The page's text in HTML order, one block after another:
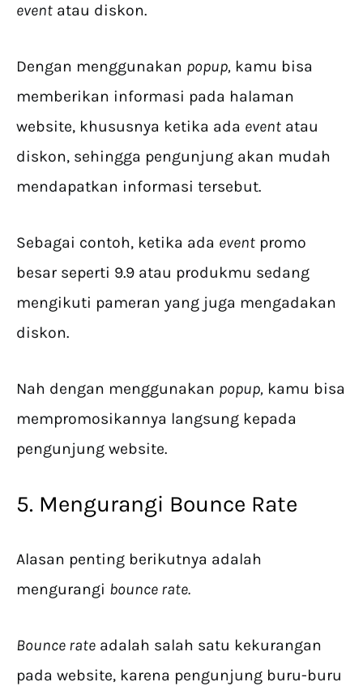
event atau diskon.
Dengan menggunakan popup, kamu bisa
memberikan informasi pada halaman
website, khususnya ketika ada event atau
diskon, sehingga pengunjung akan mudah
mendapatkan informasi tersebut.
Sebagai contoh, ketika ada event promo
besar seperti 9.9 atau produkmu sedang
mengikuti pameran yang juga mengadakan
diskon.
Nah dengan menggunakan popup, kamu bisa
mempromosikannya langsung kepada
pengunjung website.
5. Mengurangi Bounce Rate
Alasan penting berikutnya adalah
mengurangi bounce rate.
Bounce rate adalah salah satu kekurangan
pada website, karena pengunjung buru-buru